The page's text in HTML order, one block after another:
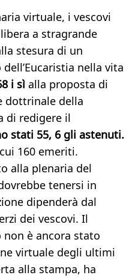
virtuale, i vescovi
a stragrande
stesura di un
nella vita
i sì alla proposta di
dottrinale della
di redigere il
stati 55, 6 gli astenuti.
160 emeriti.
alla plenaria del
tenersi in
dipenderà dal
dei vescovi. Il
è ancora stato
virtuale degli ultimi
alla stampa, ha